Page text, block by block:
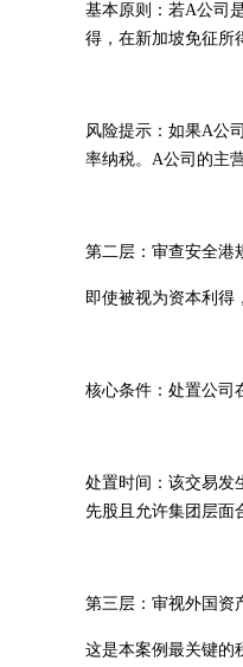
基本原则：若A公司
得，在新加坡免征所
风险提示：如果A公
率纳税。A公司的主
第二层：审查安全
即使被视为资本利得
核心条件：处置公司
处置时间：该交易发
先股且允许集团层面
第三层：审视外国
这是本案例最关键的